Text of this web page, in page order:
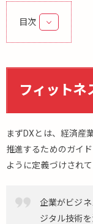
目次
1.
ィ
ッ
ト
に
お
け
と
フィットネ
まずDXとは、経済産
推進するためのガイ
ように定義づけされて
企業がビジ
ジタル技術